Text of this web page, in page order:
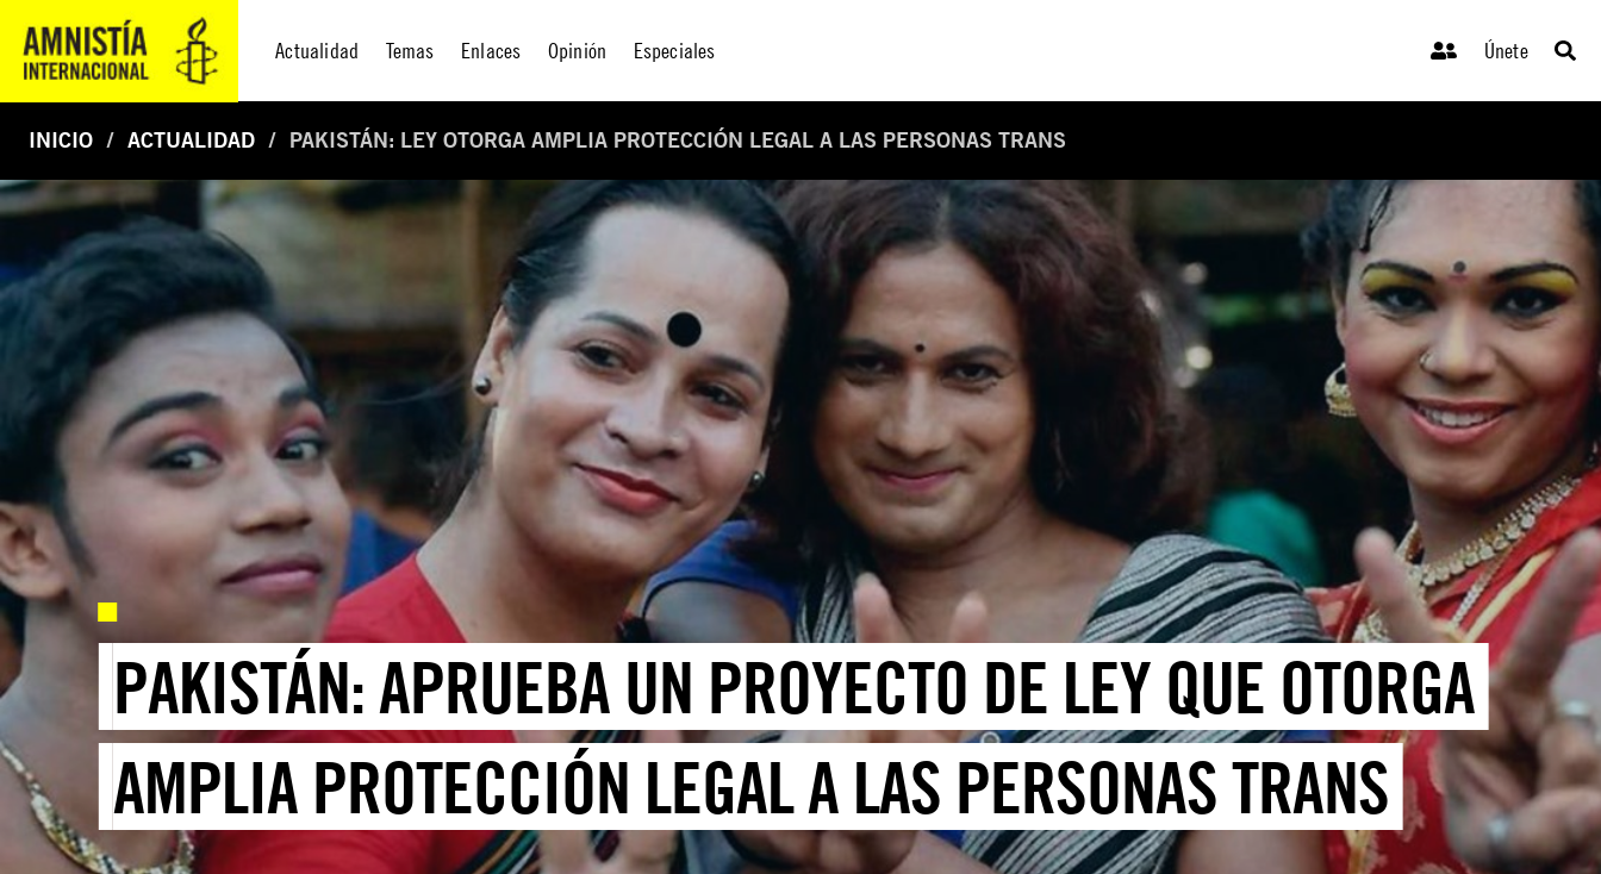
Actualidad Temas Enlaces Opinión Especiales Únete
INICIO ACTUALIDAD PAKISTÁN: LEY OTORGA AMPLIA PROTECCIÓN LEGAL A LAS PERSONAS TRANS
PAKISTÁN: APRUEBA UN PROYECTO DE LEY QUE OTORGA
AMPLIA PROTECCIÓN LEGAL A LAS PERSONAS TRANS